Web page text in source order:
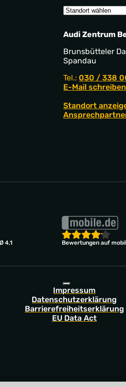
Audi Zentrum
Brunsbütteler
Spandau
Tel.: 030 / 338
E-Mail schreiben
Standort
4,1 Bewertungen auf
Impressum
Datenschutzerklärung
Barrierefreiheitserklärung
EU Data Act